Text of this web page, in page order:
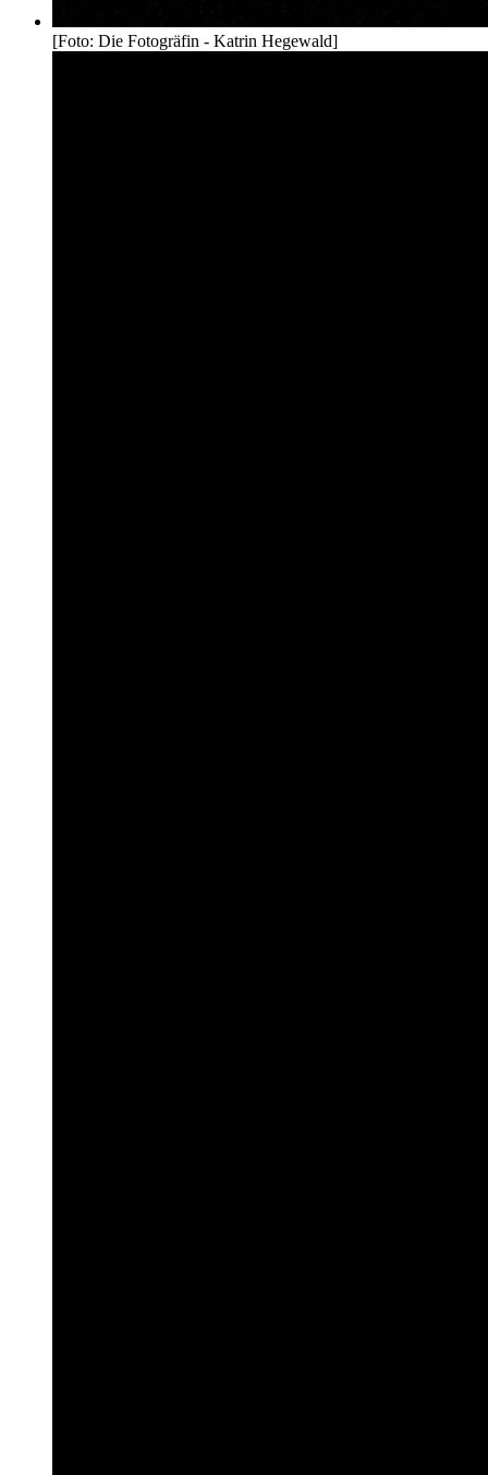
[Foto: Die Fotogräfin - Katrin Hegewald]